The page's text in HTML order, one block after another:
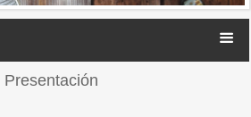
Presentación